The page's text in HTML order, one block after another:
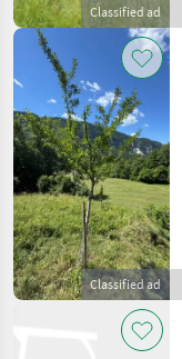
Classified ad
Classified ad